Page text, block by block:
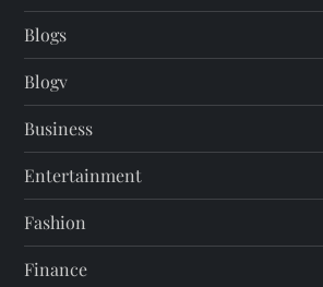
Blogs
Blogv
Business
Entertainment
Fashion
Finance